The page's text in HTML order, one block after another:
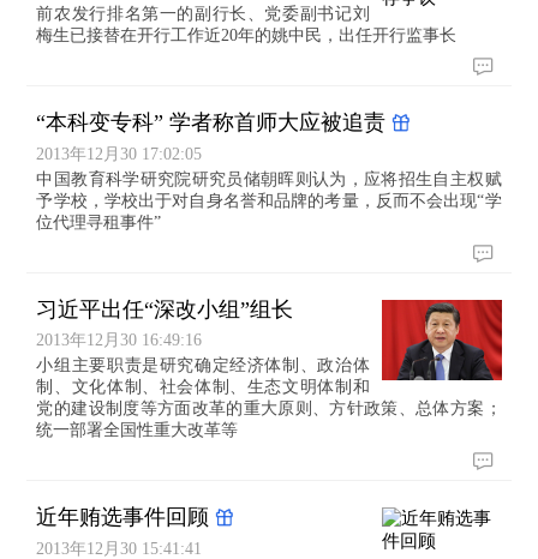
前农发行排名第一的副行长、党委副书记刘
梅生已接替在开行工作近20年的姚中民，出任开行监事长
“本科变专科” 学者称首师大应被追责
2013年12月30 17:02:05
中国教育科学研究院研究员储朝晖则认为，应将招生自主权赋
予学校，学校出于对自身名誉和品牌的考量，反而不会出现“学
位代理寻租事件”
习近平出任“深改小组”组长
2013年12月30 16:49:16
小组主要职责是研究确定经济体制、政治体
制、文化体制、社会体制、生态文明体制和
党的建设制度等方面改革的重大原则、方针政策、总体方案；
统一部署全国性重大改革等
近年贿选事件回顾
2013年12月30 15:41:41